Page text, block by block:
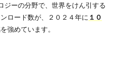
ジーの分野で、世界をけん引する
ロード数が、２０２４年に １０
強めています。